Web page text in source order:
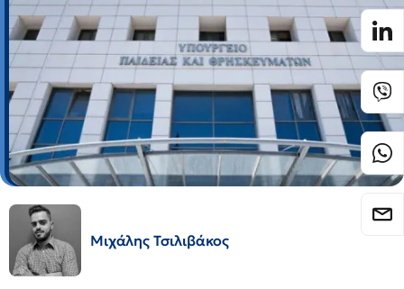
Μιχάλης Τσιλιβάκος